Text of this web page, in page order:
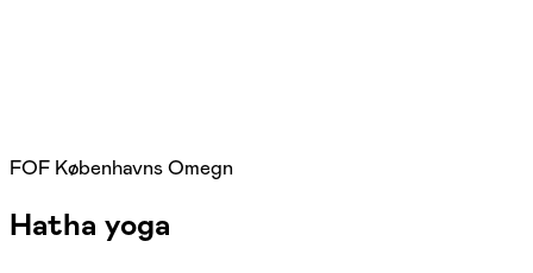
FOF Københavns Omegn
Hatha yoga